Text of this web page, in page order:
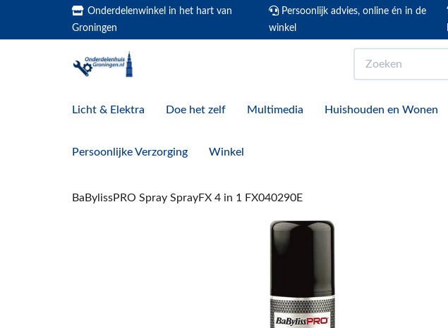
Onderdelenwinkel in het hart van
Groningen
Persoonlijk advies, online én in de
winkel
Licht & Elektra Doe het zelf Multimedia Huishouden en Wonen
Persoonlijke Verzorging Winkel
BaBylissPRO Spray SprayFX 4 in 1 FX040290E